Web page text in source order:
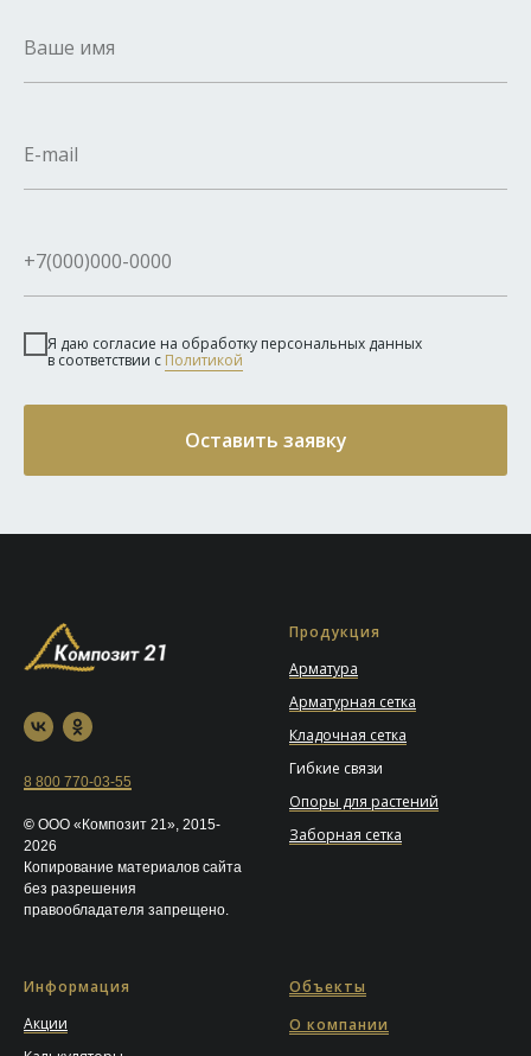
Я даю согласие на обработку персональных данных
в соответствии с Политикой
Оставить заявку
8 800 770-03-55
© ООО «Композит 21», 2015-
2026
Копирование материалов сайта
без разрешения
правообладателя запрещено.
Продукция
Арматура
Арматурная сетка
Кладочная сетка
Гибкие связи
Опоры для растений
Заборная сетка
Информация
Акции
Объекты
О компании